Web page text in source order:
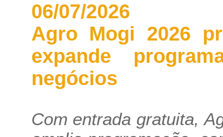
06/07/2026
Agro Mogi 2026
expande
negócios
Com entrada gratuita,